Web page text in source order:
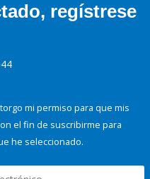
regístrese
mi permiso para que mis
el fin de suscribirme para
he seleccionado.